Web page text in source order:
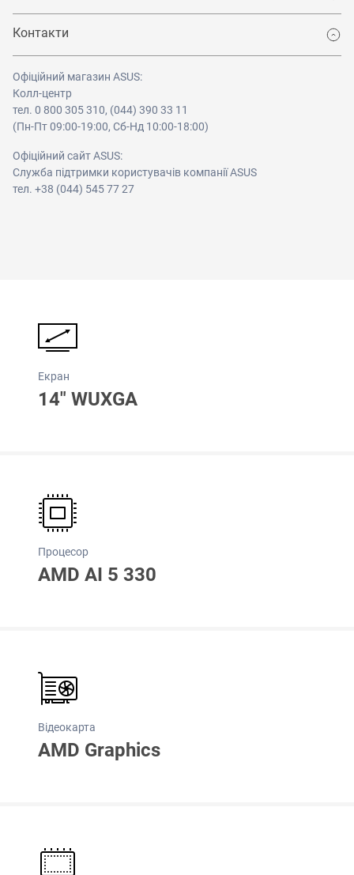
Контакти
Офіційний магазин ASUS:
Колл-центр
тел. 0 800 305 310, (044) 390 33 11
(Пн-Пт 09:00-19:00, Сб-Нд 10:00-18:00)
Офіційний сайт ASUS:
Служба підтримки користувачів компанії ASUS
тел. +38 (044) 545 77 27
Екран
14" WUXGA
Процесор
AMD AI 5 330
Відеокарта
AMD Graphics